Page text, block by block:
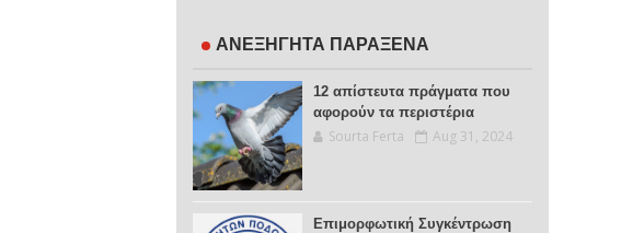
ΑΝΕΞΗΓΗΤΑ ΠΑΡΑΞΕΝΑ
12 απίστευτα πράγματα που
αφορούν τα περιστέρια
Sourta Ferta Aug 31, 2024
Επιμορφωτική Συγκέντρωση